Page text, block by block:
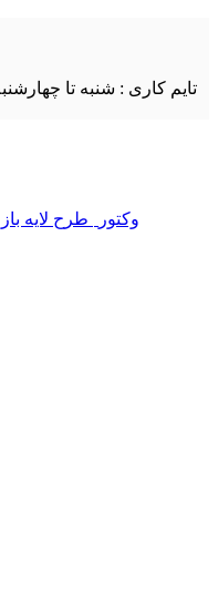
تایم کاری : شنبه تا
وکتور طرح لایه